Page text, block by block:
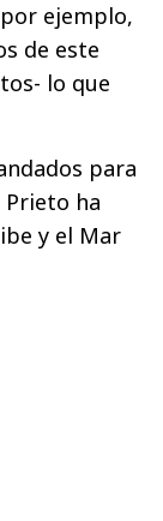
ejemplo,
de este
lo que
para
Prieto ha
y el Mar